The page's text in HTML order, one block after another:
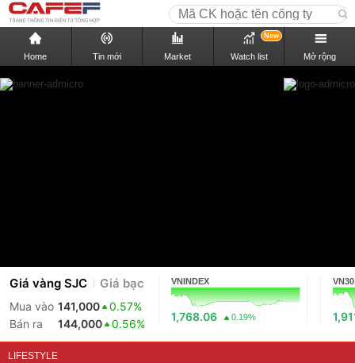
Home Tin mới Market Watch list
New
Mở rộng
Giá vàng SJC Giá bạc
Mua vào 141,000
0.57%
Bán ra
144,000 0.56%
VNINDEX
1,768.06 0.19%
VN30
LIFESTYLE